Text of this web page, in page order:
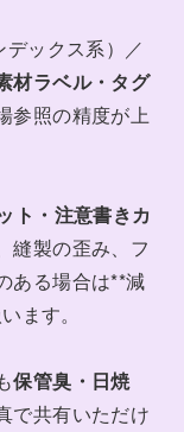
ックス系）／
材ラベル・タグ
参照の精度が上
ト・注意書きカ
縫製の歪み、フ
ある場合は**減
ます。
保管臭・日焼
で共有いただけ